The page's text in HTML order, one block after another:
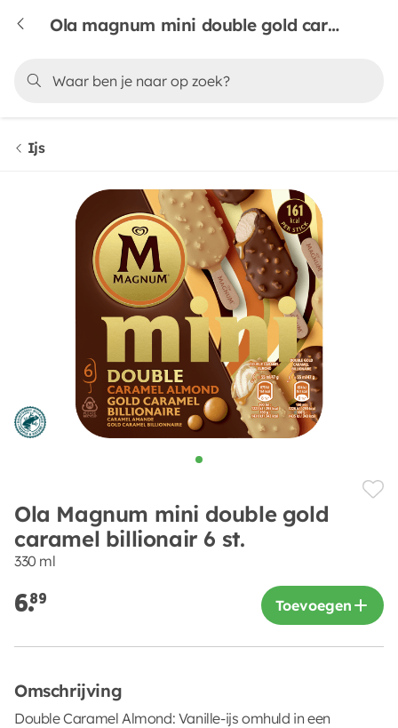
Ola magnum mini double gold caramel billionair 6 st
Ijs
Ola Magnum mini double gold
caramel billionair 6 st.
330 ml
6.89 Toevoegen
Omschrijving
Double Caramel Almond: Vanille-ijs omhuld in een